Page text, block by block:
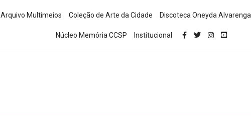
Arquivo Multimeios Coleção de Arte da Cidade Discoteca Oneyda Alvarenga
Núcleo Memória CCSP Institucional